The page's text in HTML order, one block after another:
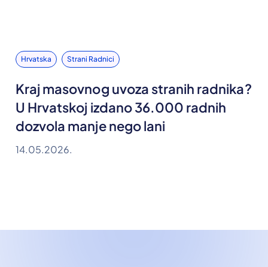
Hrvatska Strani Radnici
Kraj masovnog uvoza stranih radnika?
U Hrvatskoj izdano 36.000 radnih
dozvola manje nego lani
14.05.2026.